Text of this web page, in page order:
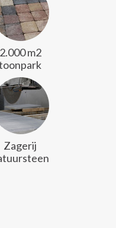
2.000 m2
Zagerij